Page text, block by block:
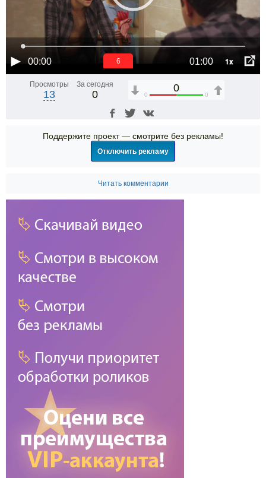
00:00 01:00 1x
6
Просмотры
13
За сегодня
0
0
0 0
Поддержите проект — смотрите без рекламы!
Отключить рекламу
Читать комментарии